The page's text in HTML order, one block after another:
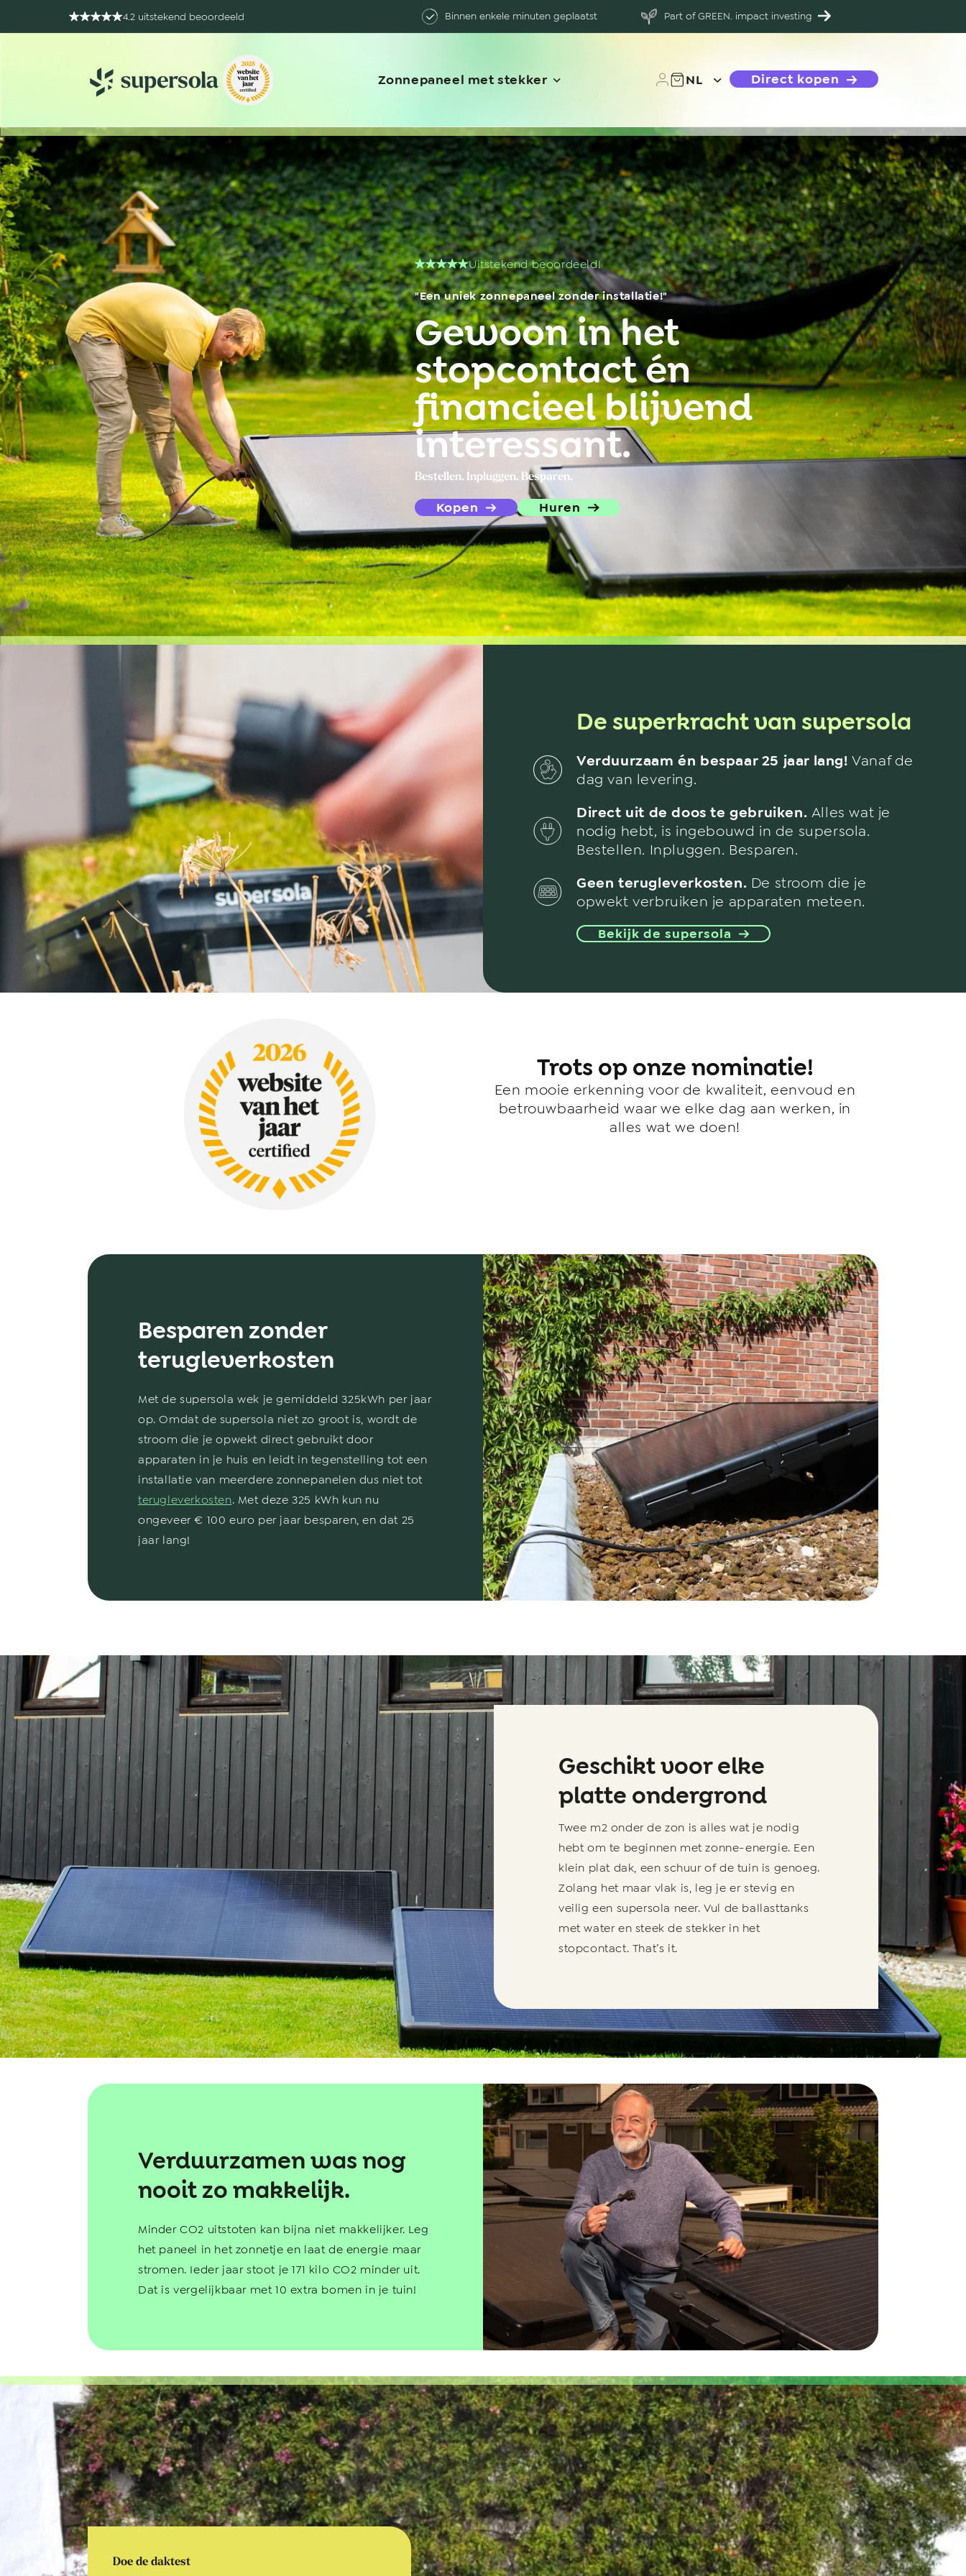
4.2 uitstekend beoordeeld Binnen enkele minuten geplaatst Part of GREEN. impact investing
Zonnepaneel met stekker Inloggen
Winkelwagen
T
a
l
NL Direct kopen
Uitstekend beoordeeld!
"Een uniek zonnepaneel zonder installatie!"
Gewoon in het
stopcontact én
financieel blijvend
interessant.
Bestellen. Inpluggen. Besparen.
Kopen Huren
De superkracht van supersola
Verduurzaam én bespaar 25 jaar lang!Vanaf de
dag van levering.
Direct uit de doos te gebruiken. Alles wat je
nodig hebt, is ingebouwd in de supersola.
Bestellen. Inpluggen. Besparen.
Geen terugleverkosten. De stroom die je
opwekt verbruiken je apparaten meteen.
Bekijk de supersola
Trots op onze nominatie!
Een mooie erkenning voor de kwaliteit, eenvoud en
betrouwbaarheid waar we elke dag aan werken, in
alles wat we doen!
Besparen zonder
terugleverkosten
Met de supersola wek je gemiddeld 325kWh per jaar
op. Omdat de supersola niet zo groot is, wordt de
stroom die je opwekt direct gebruikt door
apparaten in je huis en leidt in tegenstelling tot een
installatie van meerdere zonnepanelen dus niet tot
terugleverkosten. Met deze 325 kWh kun nu
ongeveer € 100 euro per jaar besparen, en dat 25
jaar lang!
Geschikt voor elke
platte ondergrond
Twee m2 onder de zon is alles wat je nodig
hebt om te beginnen met zonne-energie. Een
klein plat dak, een schuur of de tuin is genoeg.
Zolang het maar vlak is, leg je er stevig en
veilig een supersola neer. Vul de ballasttanks
met water en steek de stekker in het
stopcontact. That’s it.
Verduurzamen was nog
nooit zo makkelijk.
Minder CO2 uitstoten kan bijna niet makkelijker. Leg
het paneel in het zonnetje en laat de energie maar
stromen. Ieder jaar stoot je 171 kilo CO2 minder uit.
Dat is vergelijkbaar met 10 extra bomen in je tuin!
Doe de daktest